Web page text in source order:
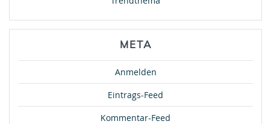
META
Anmelden
Eintrags-Feed
Kommentar-Feed